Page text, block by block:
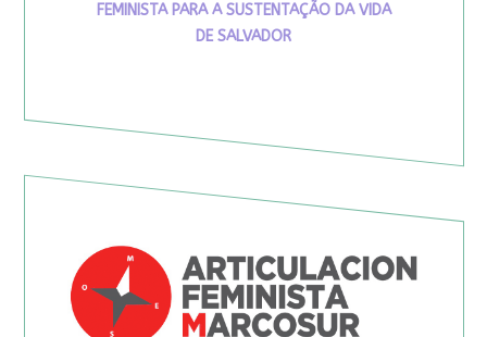
FEMINISTA PARA A SUSTENTAÇÃO DA VIDA
DE SALVADOR